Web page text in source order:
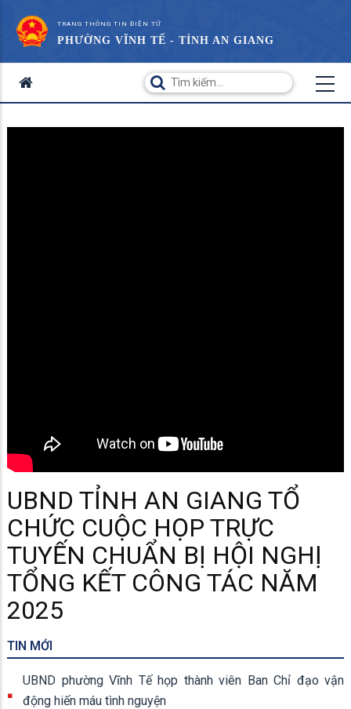
TRANG THÔNG TIN ĐIỆN TỬ
PHƯỜNG VĨNH TẾ - TỈNH AN GIANG
UBND TỈNH AN GIANG TỔ
CHỨC CUỘC HỌP TRỰC
TUYẾN CHUẨN BỊ HỘI NGHỊ
TỔNG KẾT CÔNG TÁC NĂM
2025
TIN MỚI
UBND phường Vĩnh Tế họp thành viên Ban Chỉ đạo vận
động hiến máu tình nguyện